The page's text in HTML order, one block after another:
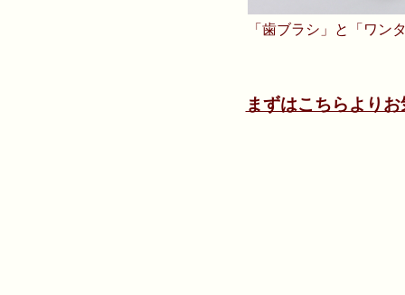
「歯ブラシ」と「ワン
まずはこちらより